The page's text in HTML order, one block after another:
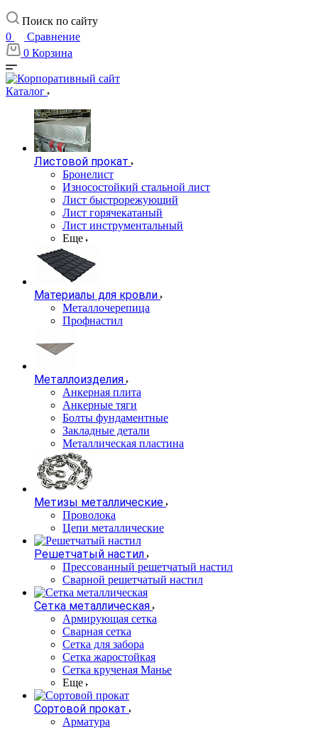
Поиск по сайту
0
Сравнение
0 Корзина
Каталог
Листовой прокат
Бронелист
Износостойкий стальной лист
Лист быстрорежующий
Лист горячекатаный
Лист инструментальный
Еще
Материалы для кровли
Металлочерепица
Профнастил
Металлоизделия
Анкерная плита
Анкерные тяги
Болты фундаментные
Закладные детали
Металлическая пластина
Метизы металлические
Проволока
Цепи металлические
Решетчатый настил
Прессованный решетчатый настил
Сварной решетчатый настил
Сетка металлическая
Армирующая сетка
Сварная сетка
Сетка для забора
Сетка жаростойкая
Сетка крученая Манье
Еще
Сортовой прокат
Арматура